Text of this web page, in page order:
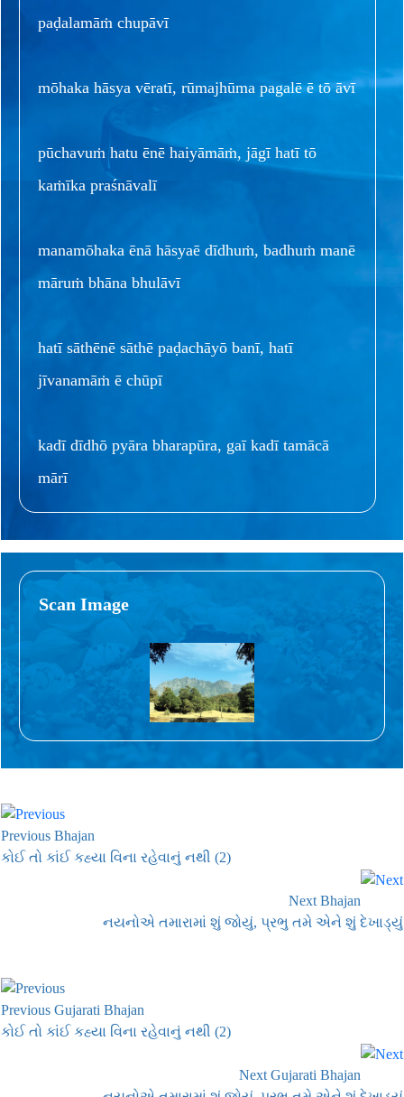
paḍalamāṁ chupāvī
mōhaka hāsya vēratī, rūmajhūma pagalē ē tō āvī
pūchavuṁ hatu ēnē haiyāmāṁ, jāgī hatī tō
kaṁīka praśnāvalī
manamōhaka ēnā hāsyaē dīdhuṁ, badhuṁ manē
māruṁ bhāna bhulāvī
hatī sāthēnē sāthē paḍachāyō banī, hatī
jīvanamāṁ ē chūpī
kadī dīdhō pyāra bharapūra, gaī kadī tamācā
mārī
Scan Image
Previous Bhajan
કોઈ તો કાંઈ કહ્યા વિના રહેવાનું નથી (2)
Next Bhajan
નયનોએ તમારામાં શું જોયું, પ્રભુ તમે એને શું દેખાડ્યું
Previous Gujarati Bhajan
કોઈ તો કાંઈ કહ્યા વિના રહેવાનું નથી (2)
Next Gujarati Bhajan